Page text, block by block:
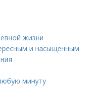
жизни
и насыщенным
минуту